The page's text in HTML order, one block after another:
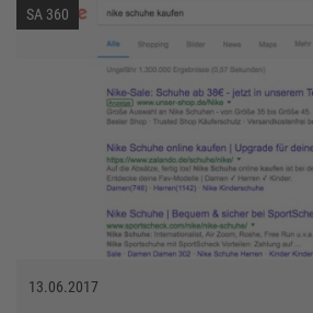
SA 360
13.06.2017